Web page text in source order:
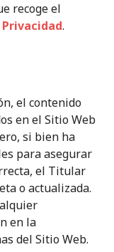
recoge el
.
el contenido
en el Sitio Web
si bien ha
para asegurar
el Titular
o actualizada.
en la
del Sitio Web.